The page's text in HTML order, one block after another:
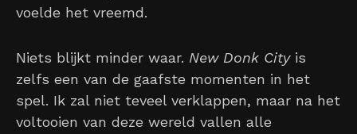
voelde het vreemd.
Niets blijkt minder waar. New Donk Cityis
zelfs een van de gaafste momenten in het
spel. Ik zal niet teveel verklappen, maar na het
voltooien van deze wereld vallen alle